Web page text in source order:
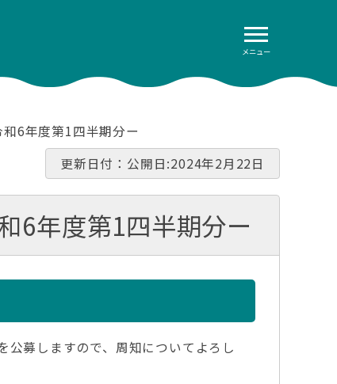
メニュー
6年度第1四半期分ー
更新日付：公開日:2024年2月22日
6年度第1四半期分ー
募しますので、周知についてよろし